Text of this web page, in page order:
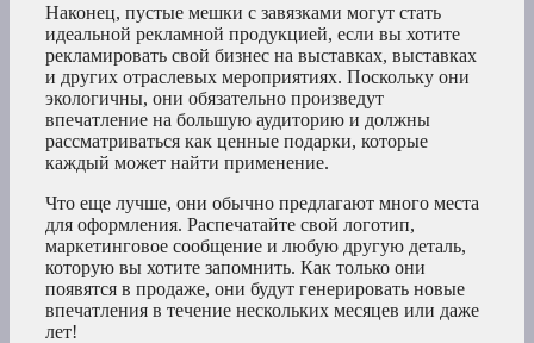
Наконец, пустые мешки с завязками могут стать
идеальной рекламной продукцией, если вы хотите
рекламировать свой бизнес на выставках, выставках
и других отраслевых мероприятиях. Поскольку они
экологичны, они обязательно произведут
впечатление на большую аудиторию и должны
рассматриваться как ценные подарки, которые
каждый может найти применение.
Что еще лучше, они обычно предлагают много места
для оформления. Распечатайте свой логотип,
маркетинговое сообщение и любую другую деталь,
которую вы хотите запомнить. Как только они
появятся в продаже, они будут генерировать новые
впечатления в течение нескольких месяцев или даже
лет!